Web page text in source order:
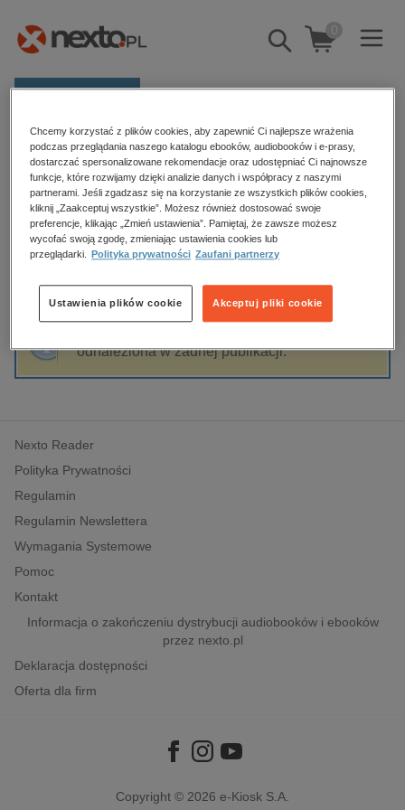
Pokaż/schowaj
wyszukiwarkę
0
Kategorie
Zobacz wszystkie E-prasa
budownictwo, aranżacja wnętrz
biznesowe, branżowe, gospodarka
dzienniki
edukacja
hobby, sport, rozrywka
komputery, internet, technologie, informatyka
polityka, społeczno-informacyjne
psychologiczne
inne
popularno-naukowe
historia
Strona główna Magdalena Duda
Magdalena Duda
Sortowanie Filtrowanie
odnaleziona w żadnej publikacji.
Nexto Reader
Polityka Prywatności
Regulamin
Regulamin Newslettera
Wymagania Systemowe
Pomoc
Kontakt
Informacja o zakończeniu dystrybucji audiobooków i ebooków
przez nexto.pl
Deklaracja dostępności
Oferta dla firm
Copyright © 2026 e-Kiosk S.A.
Chcemy korzystać z plików cookies, aby zapewnić Ci najlepsze wrażenia
podczas przeglądania naszego katalogu ebooków, audiobooków i e-prasy,
dostarczać spersonalizowane rekomendacje oraz udostępniać Ci najnowsze
funkcje, które rozwijamy dzięki analizie danych i współpracy z naszymi
partnerami. Jeśli zgadzasz się na korzystanie ze wszystkich plików cookies,
kliknij „Zaakceptuj wszystkie”. Możesz również dostosować swoje
preferencje, klikając „Zmień ustawienia”. Pamiętaj, że zawsze możesz
wycofać swoją zgodę, zmieniając ustawienia cookies lub
przeglądarki.
Polityka prywatności Zaufani partnerzy
Akceptuj pliki cookie
Ustawienia plików cookie